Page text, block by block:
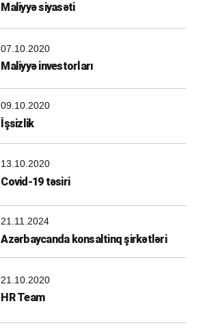
Maliyyə siyasəti
07.10.2020
Maliyyə investorları
09.10.2020
İşsizlik
13.10.2020
Covid-19 təsiri
21.11.2024
Azərbaycanda konsaltinq şirkətləri
21.10.2020
HR Team